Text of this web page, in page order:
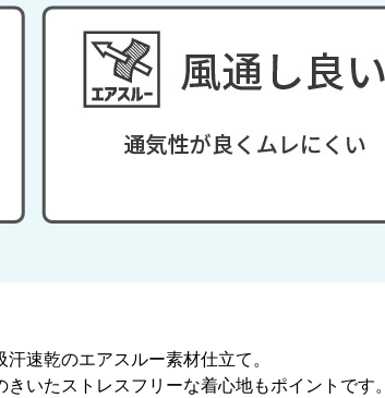
速乾のエアスルー素材仕立て。
いたストレスフリーな着心地もポイントです。